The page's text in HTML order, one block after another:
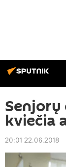
Senjorų
kviečia
20:01 22.06.2018